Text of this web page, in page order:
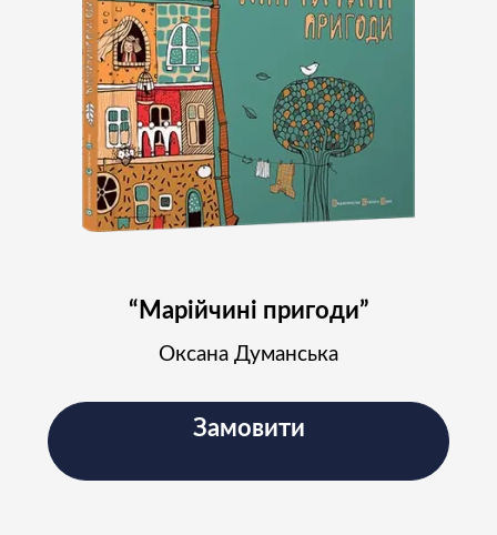
“Марійчині пригоди”
Оксана Думанська
Замовити